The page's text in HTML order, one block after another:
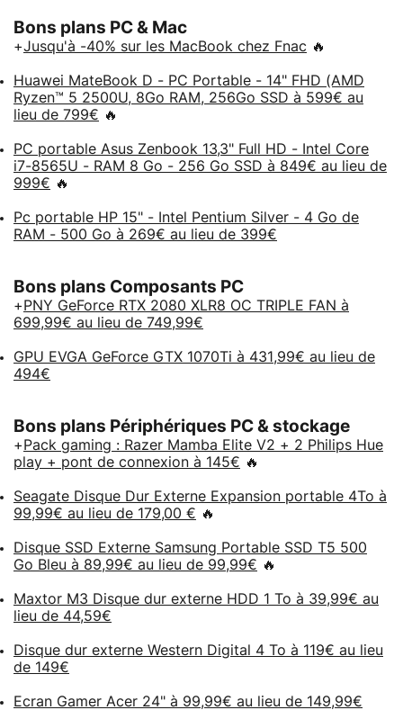
Bons plans PC & Mac
+Jusqu'à -40% sur les MacBook chez Fnac 🔥
Huawei MateBook D - PC Portable - 14" FHD (AMD
Ryzen™ 5 2500U, 8Go RAM, 256Go SSD à 599€ au
lieu de 799€ 🔥
PC portable Asus Zenbook 13,3" Full HD - Intel Core
i7-8565U - RAM 8 Go - 256 Go SSD à 849€ au lieu de
999€ 🔥
Pc portable HP 15" - Intel Pentium Silver - 4 Go de
RAM - 500 Go à 269€ au lieu de 399€
Bons plans Composants PC
+ PNY GeForce RTX 2080 XLR8 OC TRIPLE FAN à
699,99€ au lieu de 749,99€
GPU EVGA GeForce GTX 1070Ti à 431,99€ au lieu de
494€
Bons plans Périphériques PC & stockage
+ Pack gaming : Razer Mamba Elite V2 + 2 Philips Hue
play + pont de connexion à 145€ 🔥
Seagate Disque Dur Externe Expansion portable 4To à
99,99€ au lieu de 179,00 € 🔥
Disque SSD Externe Samsung Portable SSD T5 500
Go Bleu à 89,99€ au lieu de 99,99€ 🔥
Maxtor M3 Disque dur externe HDD 1 To à 39,99€ au
lieu de 44,59€
Disque dur externe Western Digital 4 To à 119€ au lieu
de 149€
Ecran Gamer Acer 24" à 99,99€ au lieu de 149,99€